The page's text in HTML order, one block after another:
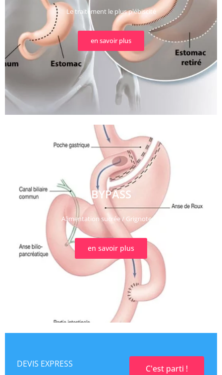
Le traitement le plus plébiscité
en savoir plus
BYPASS
Alimentation sucrée / Grignoteurs
en savoir plus
DEVIS EXPRESS C'est parti !